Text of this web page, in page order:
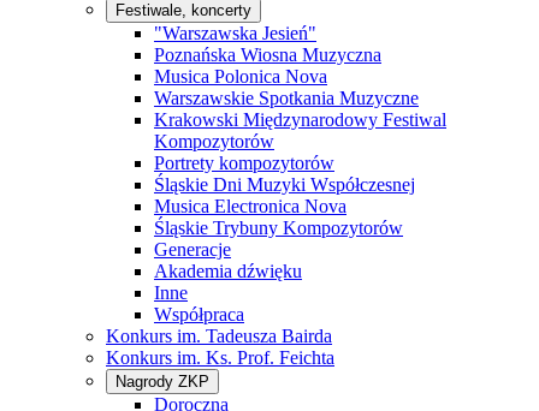
Festiwale, koncerty
"Warszawska Jesień"
Poznańska Wiosna Muzyczna
Musica Polonica Nova
Warszawskie Spotkania Muzyczne
Krakowski Międzynarodowy Festiwal
Kompozytorów
Portrety kompozytorów
Śląskie Dni Muzyki Współczesnej
Musica Electronica Nova
Śląskie Trybuny Kompozytorów
Generacje
Akademia dźwięku
Inne
Współpraca
Konkurs im. Tadeusza Bairda
Konkurs im. Ks. Prof. Feichta
Nagrody ZKP
Doroczna